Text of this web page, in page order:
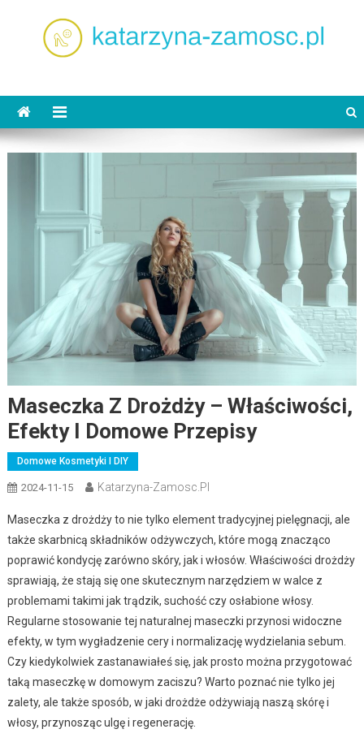
Maseczka Z Drożdży – Właściwości,
Efekty I Domowe Przepisy
Domowe Kosmetyki I DIY
2024-11-15 Katarzyna-Zamosc.pl
Maseczka z drożdży to nie tylko element tradycyjnej pielęgnacji, ale
także skarbnicą składników odżywczych, które mogą znacząco
poprawić kondycję zarówno skóry, jak i włosów. Właściwości drożdży
sprawiają, że stają się one skutecznym narzędziem w walce z
problemami takimi jak trądzik, suchość czy osłabione włosy.
Regularne stosowanie tej naturalnej maseczki przynosi widoczne
efekty, w tym wygładzenie cery i normalizację wydzielania sebum.
Czy kiedykolwiek zastanawiałeś się, jak prosto można przygotować
taką maseczkę w domowym zaciszu? Warto poznać nie tylko jej
zalety, ale także sposób, w jaki drożdże odżywiają naszą skórę i
włosy, przynosząc ulgę i regenerację.